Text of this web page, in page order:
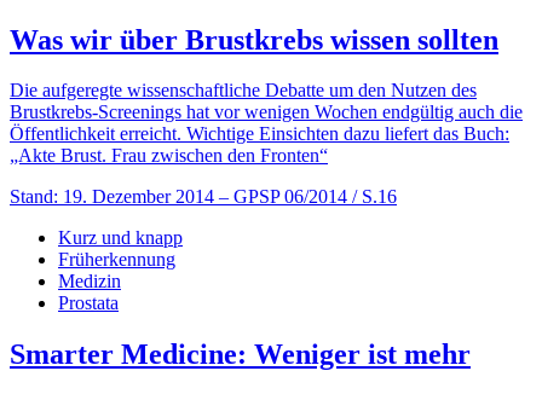
Was wir über Brustkrebs wissen sollten
Die aufgeregte wissenschaftliche Debatte um den Nutzen des
Brustkrebs-Screenings hat vor wenigen Wochen endgültig auch die
Öffentlichkeit erreicht. Wichtige Einsichten dazu liefert das Buch:
„Akte Brust. Frau zwischen den Fronten“
Stand: 19. Dezember 2014 – GPSP 06/2014 / S.16
Kurz und knapp
Früherkennung
Medizin
Prostata
Smarter Medicine: Weniger ist mehr